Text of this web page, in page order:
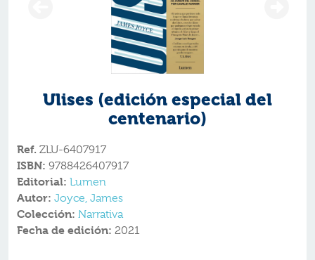
Ulises (edición especial del
centenario)
Ref. ZLU-6407917
ISBN: 9788426407917
Editorial: Lumen
Autor: Joyce, James
Colección: Narrativa
Fecha de edición: 2021